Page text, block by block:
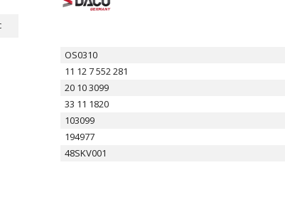
OS0310
11 12 7 552 281
20 10 3099
33 11 1820
103099
194977
48SKV001